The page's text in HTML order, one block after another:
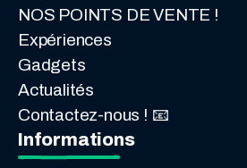
NOS POINTS DE VENTE !
Expériences
Gadgets
Actualités
Contactez-nous ! 📧
Informations